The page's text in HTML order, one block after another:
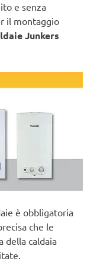
e senza
il montaggio
Junkers
è obbligatoria
che le
della caldaia